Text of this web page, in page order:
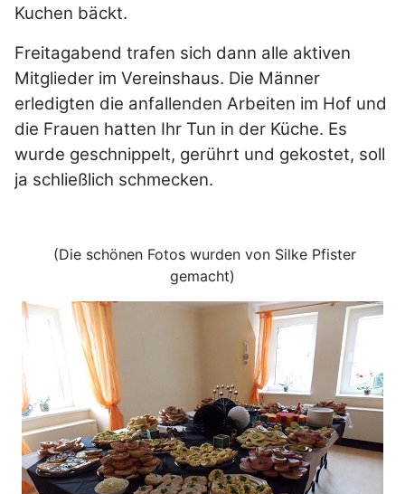
Kuchen bäckt.
Freitagabend trafen sich dann alle aktiven
Mitglieder im Vereinshaus. Die Männer
erledigten die anfallenden Arbeiten im Hof und
die Frauen hatten Ihr Tun in der Küche. Es
wurde geschnippelt, gerührt und gekostet, soll
ja schließlich schmecken.
(Die schönen Fotos wurden von Silke Pfister
gemacht)